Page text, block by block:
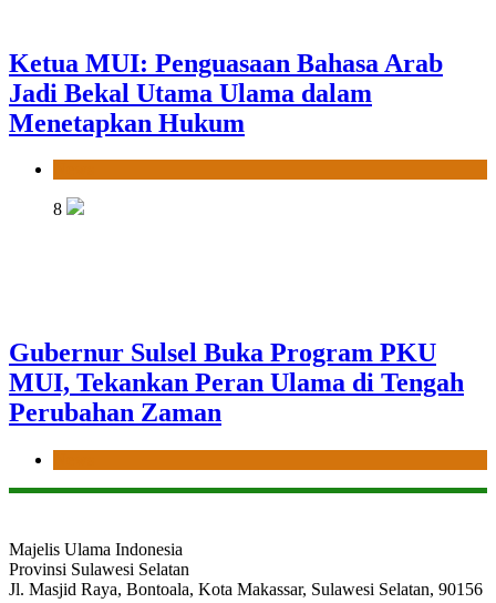
Ketua MUI: Penguasaan Bahasa Arab
Jadi Bekal Utama Ulama dalam
Menetapkan Hukum
8
Gubernur Sulsel Buka Program PKU
MUI, Tekankan Peran Ulama di Tengah
Perubahan Zaman
Majelis Ulama Indonesia
Provinsi Sulawesi Selatan
Jl. Masjid Raya, Bontoala, Kota Makassar, Sulawesi Selatan, 90156